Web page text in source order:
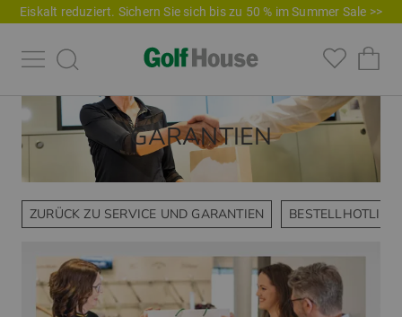
Eiskalt reduziert. Sichern Sie sich bis zu 50 % im Summer Sale >>
GARANTIEN
ZURÜCK ZU SERVICE UND GARANTIEN BESTELLHOTLINE